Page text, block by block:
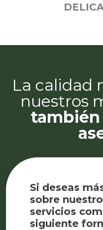
La calidad
nuestros
también
Si deseas
sobre
servicios
siguiente